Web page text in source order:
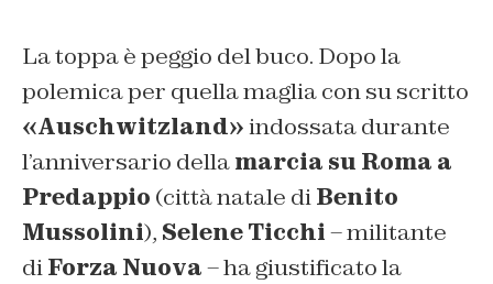
La toppa è peggio del buco. Dopo la
polemica per quella maglia con su scritto
«Auschwitzland»indossata durante
l’anniversario dellamarcia su Roma a
Predappio (città natale diBenito
Mussolini), Selene Ticchi– militante
diForza Nuova– ha giustificato la